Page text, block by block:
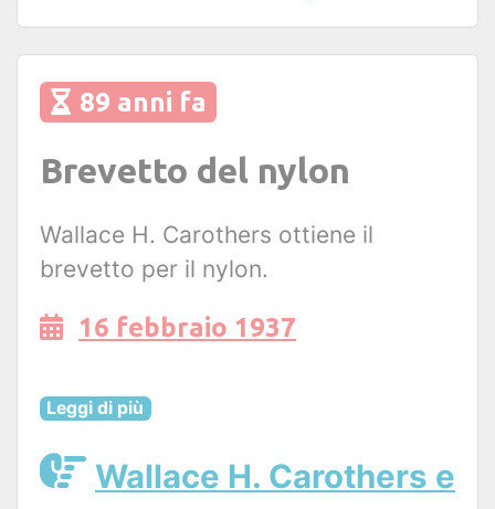
89 anni fa
Brevetto del nylon
Wallace H. Carothers ottiene il
brevetto per il nylon.
16 febbraio 1937
Leggi di più
Wallace H. Carothers e